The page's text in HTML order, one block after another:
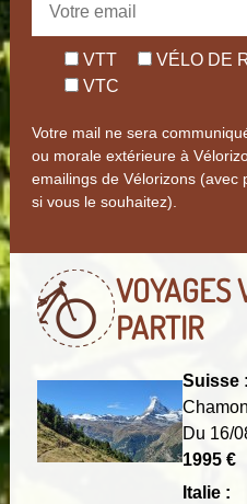
VTT VÉLO DE
VTC
Votre mail ne sera
ou morale extérieure à
emailings de Vélorizons (avec
si vous le souhaitez).
VOYAGES
PARTIR
Suisse :
Du 16/
1995 €
Italie :